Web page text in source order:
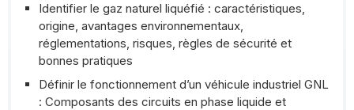
Identifier le gaz naturel liquéfié : caractéristiques,
origine, avantages environnementaux,
réglementations, risques, règles de sécurité et
bonnes pratiques
Définir le fonctionnement d’un véhicule industriel GNL
: Composants des circuits en phase liquide et